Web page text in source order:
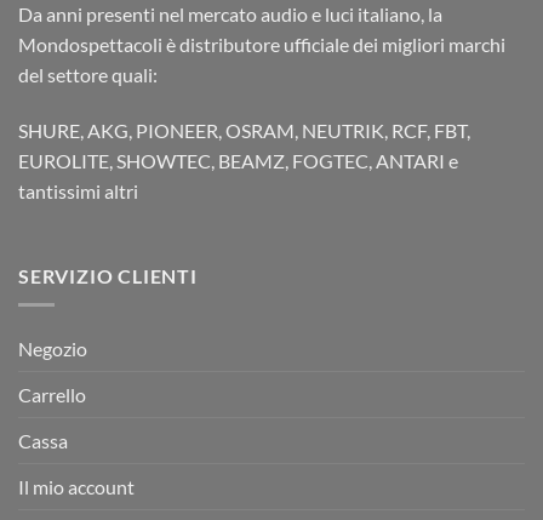
Da anni presenti nel mercato audio e luci italiano, la
Mondospettacoli è distributore ufficiale dei migliori marchi
del settore quali:
SHURE, AKG, PIONEER, OSRAM, NEUTRIK, RCF, FBT,
EUROLITE, SHOWTEC, BEAMZ, FOGTEC, ANTARI e
tantissimi altri
SERVIZIO CLIENTI
Negozio
Carrello
Cassa
Il mio account